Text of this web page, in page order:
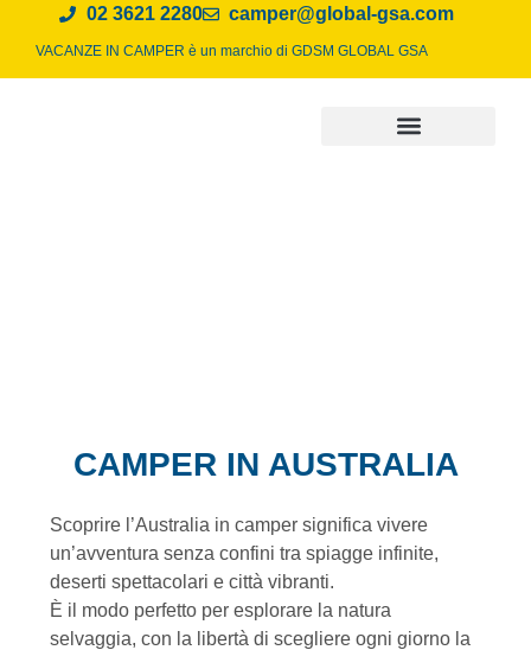
02 3621 2280 camper@global-gsa.com
VACANZE IN CAMPER è un marchio di GDSM GLOBAL GSA
CAMPER IN AUSTRALIA
Scoprire l’Australia in camper significa vivere
un’avventura senza confini tra spiagge infinite,
deserti spettacolari e città vibranti.
È il modo perfetto per esplorare la natura
selvaggia, con la libertà di scegliere ogni giorno la